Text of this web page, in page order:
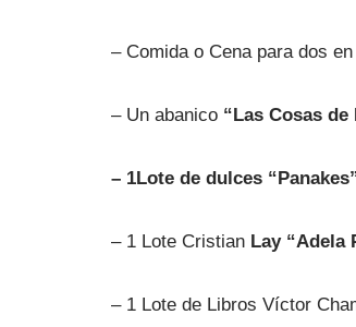
– Comida o Cena para dos en
– Un abanico “Las Cosas de
– 1Lote de dulces
– 1 Lote Cristian Lay “Adela
– 1 Lote de Libros Víctor